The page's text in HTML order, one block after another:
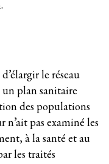
le réseau
un plan sanitaire
des populations
n’ait pas examiné les
à la santé et au
les traités